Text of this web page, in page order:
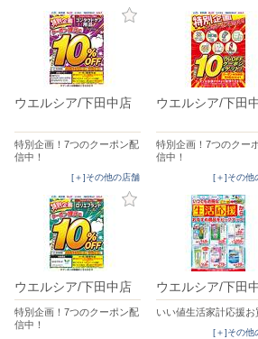
ウエルシア/下田中店
特別企画！7つのクーポン配
信中！
[＋]その他の店舗
ウエルシア/下田
特別企画！7つのクー
信中！
[＋]その他
ウエルシア/下田中店
特別企画！7つのクーポン配
信中！
ウエルシア/下田
いい値生活家計応援お
[＋]その他